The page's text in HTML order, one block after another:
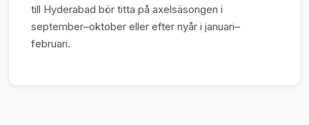
till Hyderabad bör titta på axelsäsongen i
september–oktober eller efter nyår i januari–
februari.